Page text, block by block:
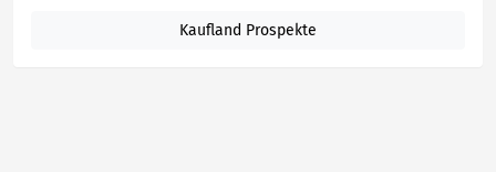
Kaufland Prospekte